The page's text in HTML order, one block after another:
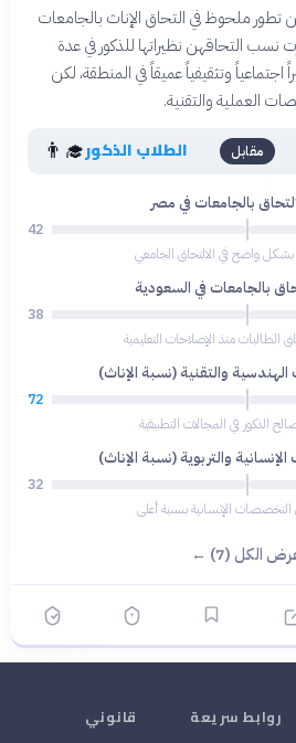
ملحوظ في التحاق الإناث بالجامعات
نسب التحاقهن نظيراتها للذكور في عدة
وتثقيفياً عميقاً في المنطقة، لكن
العملية والتقنية.
مقابل الطلاب الذكور👨‍🎓
بالجامعات في مصر
42
بشكل واضح في الالتحاق الجامعي
بالجامعات في السعودية
38
الطالبات منذ الإصلاحات التعليمية
والتقنية (نسبة الإناث)
72
الذكور في المجالات التطبيقية
والتربوية (نسبة الإناث)
32
التخصصات الإنسانية بنسبة أعلى
الكل (7) ←
روابط سريعة قانوني